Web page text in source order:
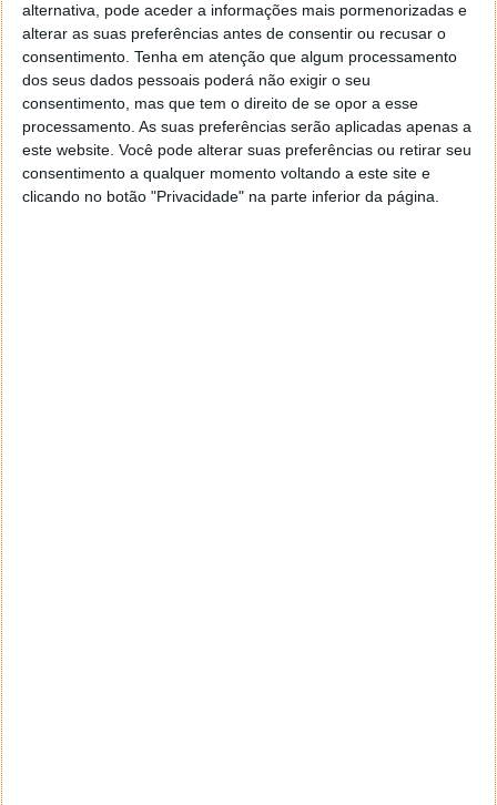
alternativa, pode aceder a informações mais pormenorizadas e
alterar as suas preferências antes de consentir ou recusar o
consentimento. Tenha em atenção que algum processamento
dos seus dados pessoais poderá não exigir o seu
consentimento, mas que tem o direito de se opor a esse
processamento. As suas preferências serão aplicadas apenas a
este website. Você pode alterar suas preferências ou retirar seu
consentimento a qualquer momento voltando a este site e
clicando no botão "Privacidade" na parte inferior da página.
Em 1980, a Microsoft lançou o seu primeiro hardware
apenas compatível com a Apple
ARTIGO ANTERIOR
A Apple terá começado a testar a porta USB-C no
iPhone 15 em janeiro de 2022